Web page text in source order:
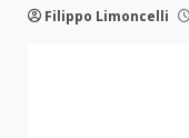
Filippo Limoncelli